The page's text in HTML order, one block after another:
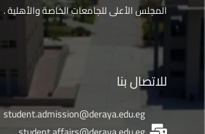
المجلس الأعلى للجامعات الخاصة والأهلية .
للاتصال بنا
student.admission@deraya.edu.eg